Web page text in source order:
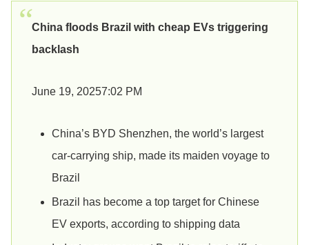
China floods Brazil with cheap EVs triggering
backlash
June 19, 20257:02 PM
China’s BYD Shenzhen, the world’s largest
car-carrying ship, made its maiden voyage to
Brazil
Brazil has become a top target for Chinese
EV exports, according to shipping data